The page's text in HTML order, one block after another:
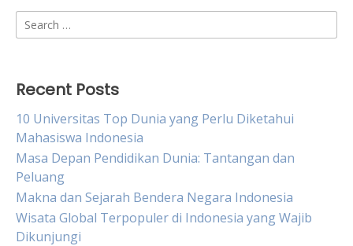
Search
for:
Recent Posts
10 Universitas Top Dunia yang Perlu Diketahui
Mahasiswa Indonesia
Masa Depan Pendidikan Dunia: Tantangan dan
Peluang
Makna dan Sejarah Bendera Negara Indonesia
Wisata Global Terpopuler di Indonesia yang Wajib
Dikunjungi